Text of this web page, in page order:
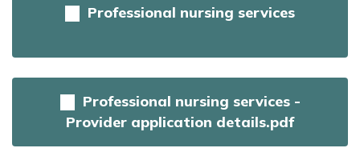
Professional nursing services
Professional nursing services -
Provider application details.pdf